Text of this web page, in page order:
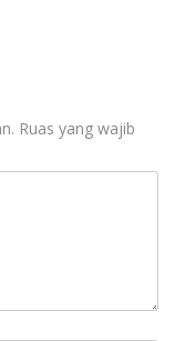
Ruas yang wajib